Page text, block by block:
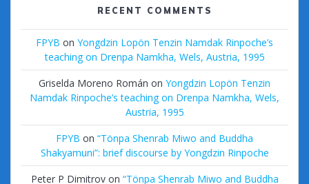
RECENT COMMENTS
FPYB on Yongdzin Lopön Tenzin Namdak Rinpoche’s
teaching on Drenpa Namkha, Wels, Austria, 1995
Griselda Moreno Román on Yongdzin Lopön Tenzin
Namdak Rinpoche’s teaching on Drenpa Namkha, Wels,
Austria, 1995
FPYB on “Tönpa Shenrab Miwo and Buddha
Shakyamuni”: brief discourse by Yongdzin Rinpoche
Peter P Dimitrovon “Tönpa Shenrab Miwo and Buddha